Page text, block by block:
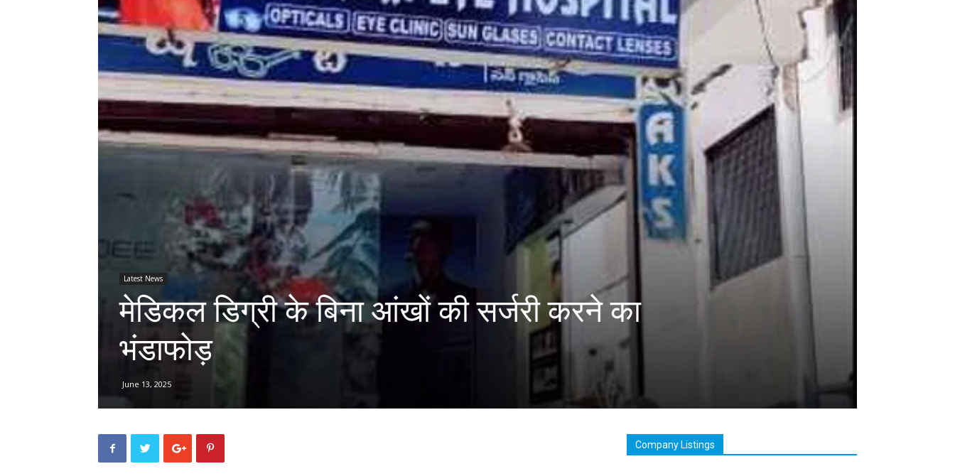
Latest News
मेडिकल डिग्री के बिना आंखों की सर्जरी करने का
भंडाफोड़
June 13, 2025
Company Listings